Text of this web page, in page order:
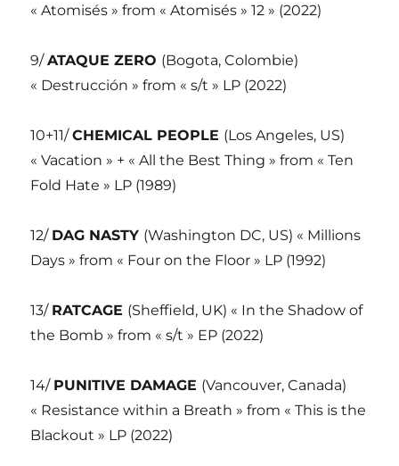
« Atomisés » from « Atomisés » 12 » (2022)
9/ATAQUE ZERO (Bogota, Colombie)
« Destrucción » from « s/t » LP (2022)
10+11/CHEMICAL PEOPLE (Los Angeles, US)
« Vacation » + « All the Best Thing » from « Ten
Fold Hate » LP (1989)
12/ DAG NASTY (Washington DC, US) « Millions
Days » from « Four on the Floor » LP (1992)
13/ RATCAGE (Sheffield, UK) « In the Shadow of
the Bomb » from « s/t » EP (2022)
14/ PUNITIVE DAMAGE (Vancouver, Canada)
« Resistance within a Breath » from « This is the
Blackout » LP (2022)